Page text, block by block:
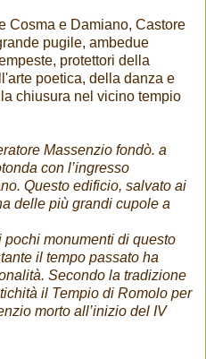
Cosma e Damiano, Castore
pugile, ambedue
protettori della
poetica, della danza e
chiusura nel vicino tempio
Massenzio fondò. a
con l’ingresso
Questo edificio, salvato ai
delle più grandi cupole a
pochi monumenti di questo
il tempo passato ha
Secondo la tradizione
il Tempio di Romolo per
morto all’inizio del IV